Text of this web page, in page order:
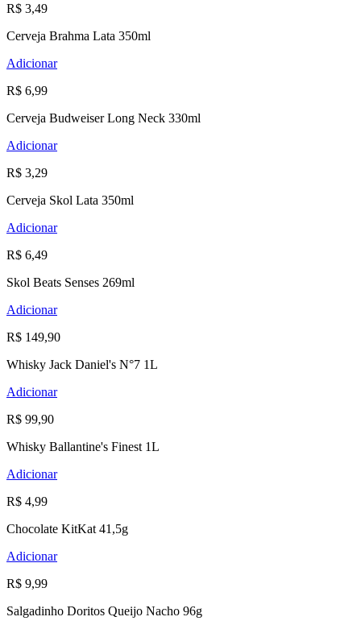
R$ 3,49
Cerveja Brahma Lata 350ml
Adicionar
R$ 6,99
Cerveja Budweiser Long Neck 330ml
Adicionar
R$ 3,29
Cerveja Skol Lata 350ml
Adicionar
R$ 6,49
Skol Beats Senses 269ml
Adicionar
R$ 149,90
Whisky Jack Daniel's N°7 1L
Adicionar
R$ 99,90
Whisky Ballantine's Finest 1L
Adicionar
R$ 4,99
Chocolate KitKat 41,5g
Adicionar
R$ 9,99
Salgadinho Doritos Queijo Nacho 96g